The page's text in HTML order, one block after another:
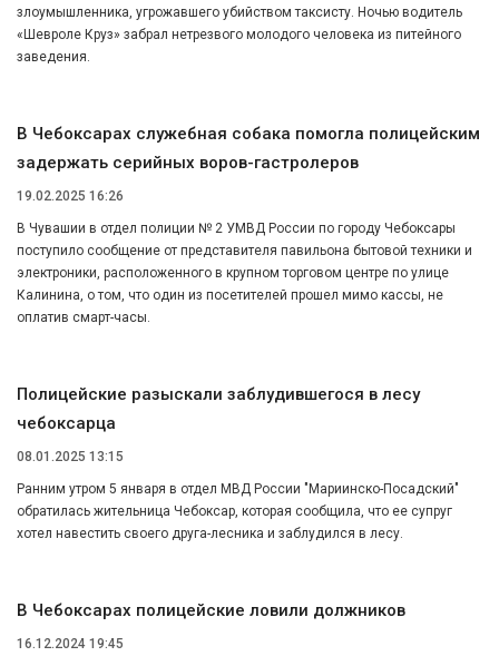
злоумышленника, угрожавшего убийством таксисту. Ночью водитель
«Шевроле Круз» забрал нетрезвого молодого человека из питейного
заведения.
В Чебоксарах служебная собака помогла полицейским
задержать серийных воров-гастролеров
19.02.2025 16:26
В Чувашии в отдел полиции № 2 УМВД России по городу Чебоксары
поступило сообщение от представителя павильона бытовой техники и
электроники, расположенного в крупном торговом центре по улице
Калинина, о том, что один из посетителей прошел мимо кассы, не
оплатив смарт-часы.
Полицейские разыскали заблудившегося в лесу
чебоксарца
08.01.2025 13:15
Ранним утром 5 января в отдел МВД России "Мариинско-Посадский"
обратилась жительница Чебоксар, которая сообщила, что ее супруг
хотел навестить своего друга-лесника и заблудился в лесу.
В Чебоксарах полицейские ловили должников
16.12.2024 19:45